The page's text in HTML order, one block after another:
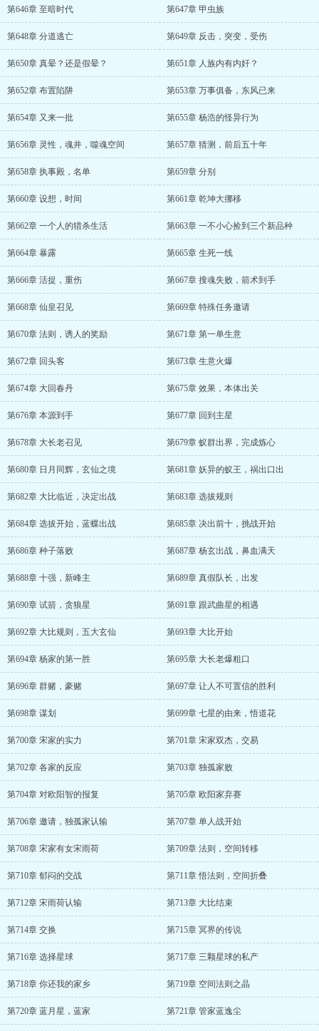
第646章 至暗时代 第647章 甲虫族
第648章 分道逃亡 第649章 反击，突变，受伤
第650章 真晕？还是假晕？ 第651章 人族内有内奸？
第652章 布置陷阱 第653章 万事俱备，东风已来
第654章 又来一批 第655章 杨浩的怪异行为
第656章 灵性，魂井，噬魂空间 第657章 猜测，前后五十年
第658章 执事殿，名单 第659章 分别
第660章 设想，时间 第661章 乾坤大挪移
第662章 一个人的猎杀生活 第663章 一不小心捡到三个新品种
第664章 暴露 第665章 生死一线
第666章 活捉，重伤 第667章 搜魂失败，箭术到手
第668章 仙皇召见 第669章 特殊任务邀请
第670章 法则，诱人的奖励 第671章 第一单生意
第672章 回头客 第673章 生意火爆
第674章 大回春丹 第675章 效果，本体出关
第676章 本源到手 第677章 回到主星
第678章 大长老召见 第679章 蚁群出界，完成炼心
第680章 日月同辉，玄仙之境 第681章 妖异的蚁王，祸出口出
第682章 大比临近，决定出战 第683章 选拔规则
第684章 选拔开始，蓝蝶出战 第685章 决出前十，挑战开始
第686章 种子落败 第687章 杨玄出战，鼻血满天
第688章 十强，新峰主 第689章 真假队长，出发
第690章 试箭，贪狼星 第691章 跟武曲星的相遇
第692章 大比规则，五大玄仙 第693章 大比开始
第694章 杨家的第一胜 第695章 大长老爆粗口
第696章 群赌，豪赌 第697章 让人不可置信的胜利
第698章 谋划 第699章 七星的由来，悟道花
第700章 宋家的实力 第701章 宋家双杰，交易
第702章 各家的反应 第703章 独孤家败
第704章 对欧阳智的报复 第705章 欧阳家弃赛
第706章 邀请，独孤家认输 第707章 单人战开始
第708章 宋家有女宋雨荷 第709章 法则，空间转移
第710章 郁闷的交战 第711章 悟法则，空间折叠
第712章 宋雨荷认输 第713章 大比结束
第714章 交换 第715章 冥界的传说
第716章 选择星球 第717章 三颗星球的私产
第718章 你还我的家乡 第719章 空间法则之晶
第720章 蓝月星，蓝家 第721章 管家蓝逸尘